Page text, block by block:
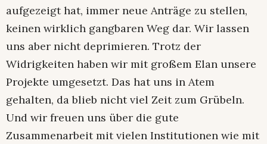
aufgezeigt hat, immer neue Anträge zu stellen,
keinen wirklich gangbaren Weg dar. Wir lassen
uns aber nicht deprimieren. Trotz der
Widrigkeiten haben wir mit großem Elan unsere
Projekte umgesetzt. Das hat uns in Atem
gehalten, da blieb nicht viel Zeit zum Grübeln.
Und wir freuen uns über die gute
Zusammenarbeit mit vielen Institutionen wie mit